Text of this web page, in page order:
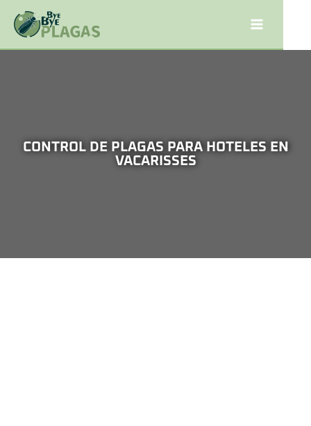
CONTROL DE PLAGAS PARA HOTELES EN
VACARISSES